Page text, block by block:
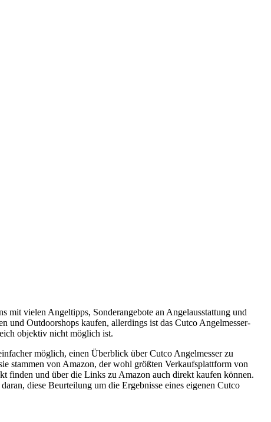
mit vielen Angeltipps, Sonderangebote an Angelausstattung und
und Outdoorshops kaufen, allerdings ist das Cutco Angelmesser-
objektiv nicht möglich ist.
möglich, einen Überblick über Cutco Angelmesser zu
stammen von Amazon, der wohl größten Verkaufsplattform von
finden und über die Links zu Amazon auch direkt kaufen können.
diese Beurteilung um die Ergebnisse eines eigenen Cutco